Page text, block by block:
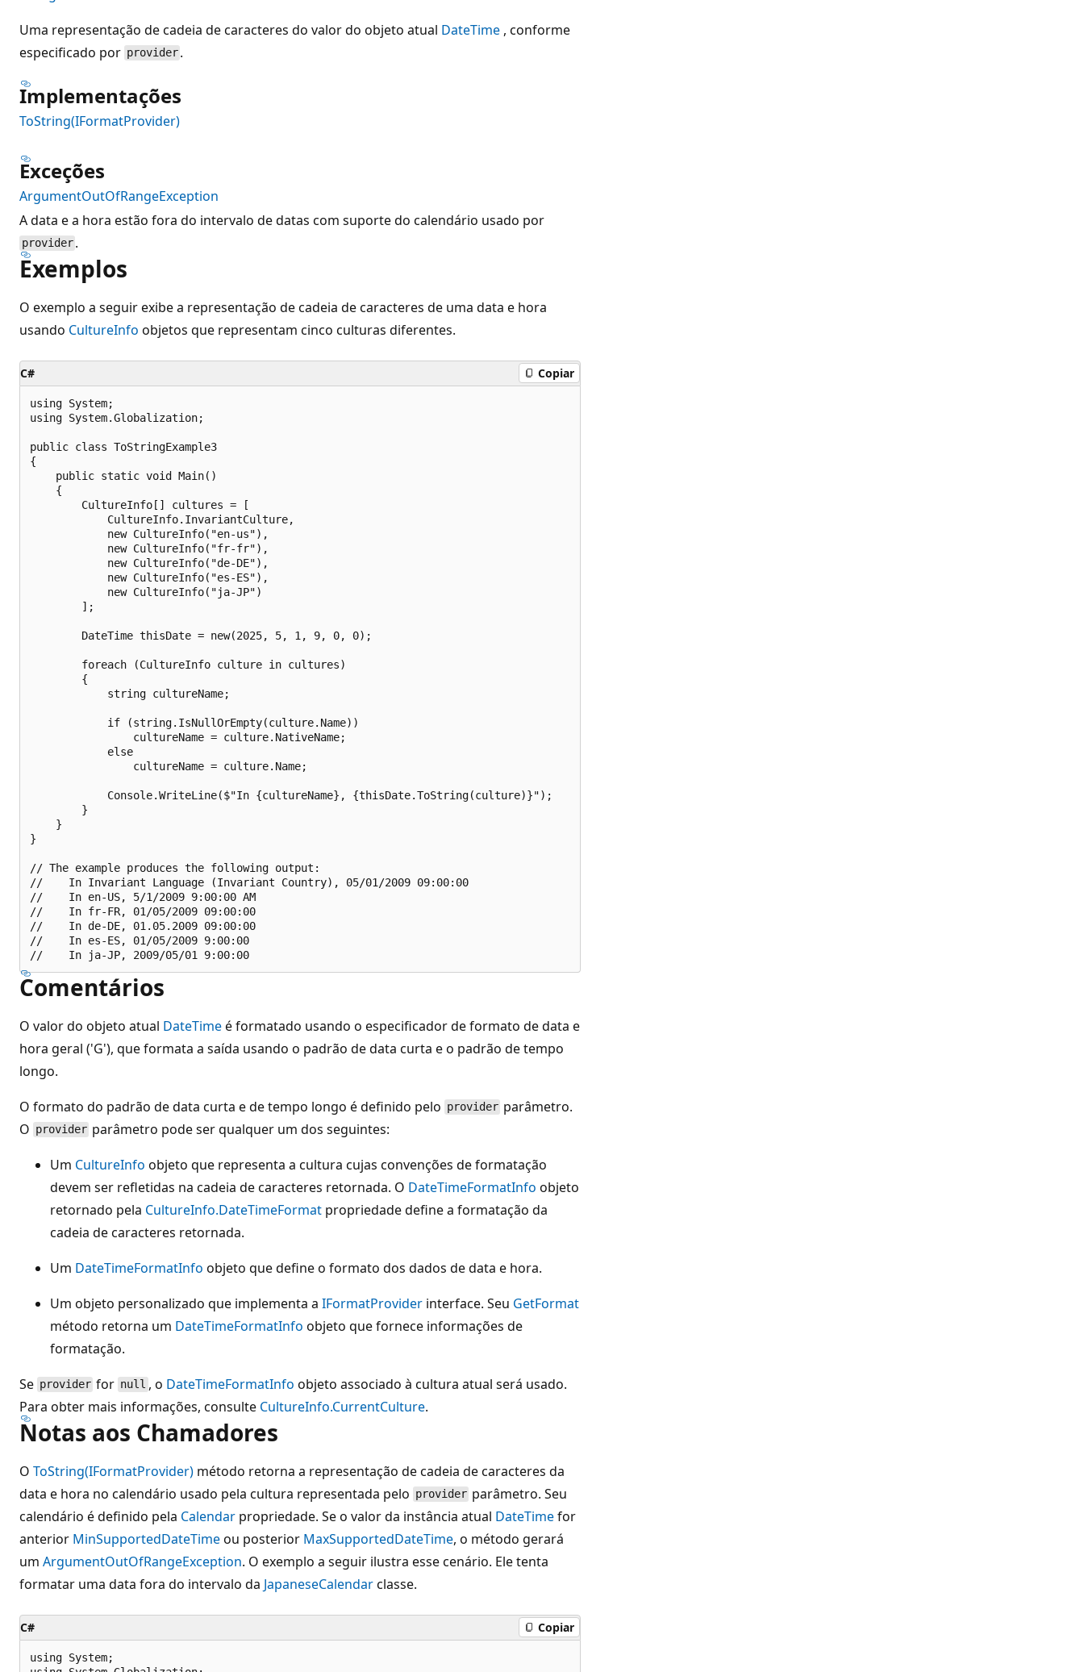
Uma representação de cadeia de caracteres do valor do objeto atual DateTime , conforme
especificado por provider .
Implementações
ToString(IFormatProvider)
Exceções
ArgumentOutOfRangeException
A data e a hora estão fora do intervalo de datas com suporte do calendário usado por
provider .
Exemplos
O exemplo a seguir exibe a representação de cadeia de caracteres de uma data e hora
usando CultureInfo objetos que representam cinco culturas diferentes.
C# Copiar
using System;
using System.Globalization;
public class ToStringExample3
{
    public static void Main()
    {
        CultureInfo[] cultures = [
            CultureInfo.InvariantCulture,
            new CultureInfo("en-us"),
            new CultureInfo("fr-fr"),
            new CultureInfo("de-DE"),
            new CultureInfo("es-ES"),
            new CultureInfo("ja-JP")
        ];
        DateTime thisDate = new(2025, 5, 1, 9, 0, 0);
        foreach (CultureInfo culture in cultures)
        {
            string cultureName;
            if (string.IsNullOrEmpty(culture.Name))
                cultureName = culture.NativeName;
            else
                cultureName = culture.Name;
            Console.WriteLine($"In {cultureName}, {thisDate.ToString(culture)}");
        }
    }
}
// The example produces the following output:
//    In Invariant Language (Invariant Country), 05/01/2009 09:00:00
//    In en-US, 5/1/2009 9:00:00 AM
//    In fr-FR, 01/05/2009 09:00:00
//    In de-DE, 01.05.2009 09:00:00
//    In es-ES, 01/05/2009 9:00:00
Comentários
O valor do objeto atual DateTimeé formatado usando o especificador de formato de data e
hora geral ('G'), que formata a saída usando o padrão de data curta e o padrão de tempo
longo.
O formato do padrão de data curta e de tempo longo é definido pelo provider parâmetro.
O provider parâmetro pode ser qualquer um dos seguintes:
Um CultureInfo objeto que representa a cultura cujas convenções de formatação
devem ser refletidas na cadeia de caracteres retornada. O DateTimeFormatInfo objeto
retornado pela CultureInfo.DateTimeFormat propriedade define a formatação da
cadeia de caracteres retornada.
Um DateTimeFormatInfo objeto que define o formato dos dados de data e hora.
Um objeto personalizado que implementa a IFormatProvider interface. Seu GetFormat
método retorna um DateTimeFormatInfo objeto que fornece informações de
formatação.
Se provider for null , o DateTimeFormatInfo objeto associado à cultura atual será usado.
Para obter mais informações, consulte CultureInfo.CurrentCulture.
Notas aos Chamadores
O ToString(IFormatProvider) método retorna a representação de cadeia de caracteres da
data e hora no calendário usado pela cultura representada pelo provider parâmetro. Seu
calendário é definido pela Calendar propriedade. Se o valor da instância atual DateTimefor
anterior MinSupportedDateTimeou posterior MaxSupportedDateTime, o método gerará
um ArgumentOutOfRangeException. O exemplo a seguir ilustra esse cenário. Ele tenta
formatar uma data fora do intervalo da JapaneseCalendarclasse.
C# Copiar
using System;